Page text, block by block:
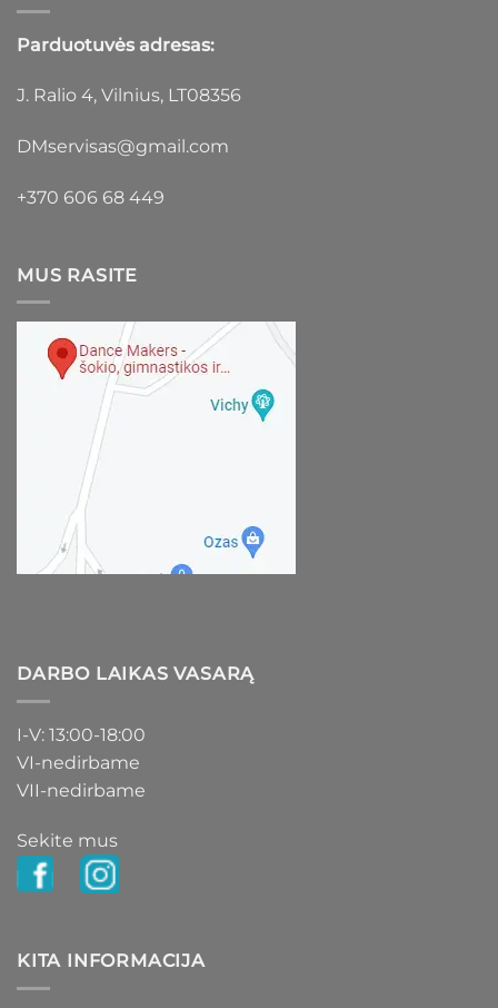
Parduotuvės adresas:
J. Ralio 4, Vilnius, LT08356
DMservisas@gmail.com
+370 606 68 449
MUS RASITE
DARBO LAIKAS VASARĄ
I-V: 13:00-18:00
VI-nedirbame
VII-nedirbame
Sekite mus
KITA INFORMACIJA